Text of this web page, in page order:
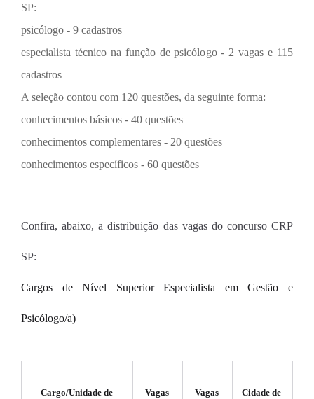
SP:
psicólogo - 9 cadastros
especialista técnico na função de psicólogo - 2 vagas e 115
cadastros
A seleção contou com 120 questões, da seguinte forma:
conhecimentos básicos - 40 questões
conhecimentos complementares - 20 questões
conhecimentos específicos - 60 questões
Confira, abaixo, a distribuição das vagas do concurso CRP
SP:
Cargos de Nível Superior Especialista em Gestão e
Psicólogo/a)
Cargo/Unidade de Vagas Vagas Cidade de